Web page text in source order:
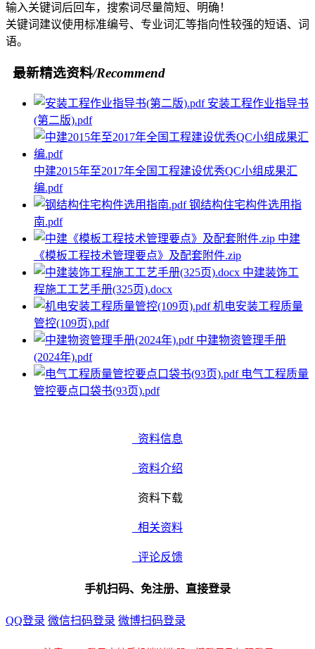
输入关键词后回车，搜索词尽量简短、明确！
关键词建议使用标准编号、专业词汇等指向性较强的短语、词
语。
最新精选资料/Recommend
安装工程作业指导书
(第二版).pdf
中建2015年至2017年全国工程建设优秀QC小组成果汇
编.pdf
钢结构住宅构件选用指
南.pdf
中建
《模板工程技术管理要点》及配套附件.zip
中建装饰工
程施工工艺手册(325页).docx
机电安装工程质量
管控(109页).pdf
中建物资管理手册
(2024年).pdf
电气工程质量
管控要点口袋书(93页).pdf
资料信息
资料介绍
资料下载
相关资料
评论反馈
手机扫码、免注册、直接登录
QQ登录 微信扫码登录 微博扫码登录